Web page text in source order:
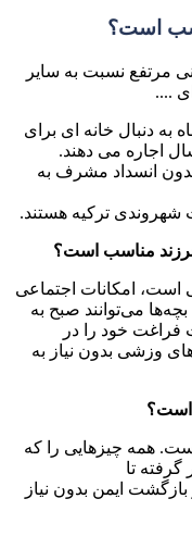
مرتفع نسبت به سایر
....
که هر سال به مدت 2 یا 3 ماه به دنبال خانه ای برای
اجاره می دهند.
انسداد مشرف به
شهروندی ترکیه هستند.
است، امکانات اجتماعی
می‌توانند صبح به
فراغت خود را در
وزشی بدون نیاز به
همه چیزهایی را که
گرفته تا
ایمن بدون نیاز